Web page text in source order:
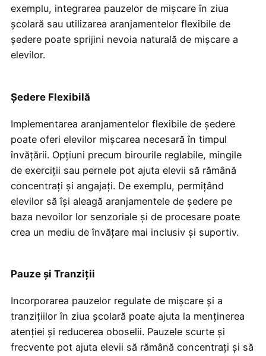
exemplu, integrarea pauzelor de mișcare în ziua
școlară sau utilizarea aranjamentelor flexibile de
ședere poate sprijini nevoia naturală de mișcare a
elevilor.
Ședere Flexibilă
Implementarea aranjamentelor flexibile de ședere
poate oferi elevilor mișcarea necesară în timpul
învățării. Opțiuni precum birourile reglabile, mingile
de exerciții sau pernele pot ajuta elevii să rămână
concentrați și angajați. De exemplu, permițând
elevilor să își aleagă aranjamentele de ședere pe
baza nevoilor lor senzoriale și de procesare poate
crea un mediu de învățare mai inclusiv și suportiv.
Pauze și Tranziții
Incorporarea pauzelor regulate de mișcare și a
tranzițiilor în ziua școlară poate ajuta la menținerea
atenției și reducerea oboselii. Pauzele scurte și
frecvente pot ajuta elevii să rămână concentrați și să